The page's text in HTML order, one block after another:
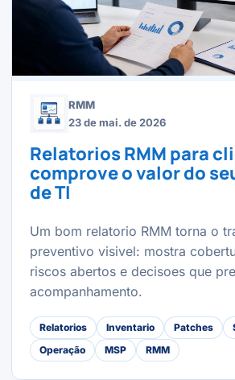
RMM
23 de mai. de 2026
Relatorios RMM para
comprove o valor do
de TI
Um bom relatorio RMM torna o
preventivo visivel: mostra
riscos abertos e decisoes que
acompanhamento.
Relatorios Inventario Patches
Operação
MSP RMM